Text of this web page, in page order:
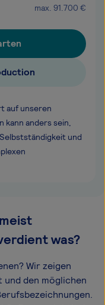
max. 91.700 €
auf unseren
kann anders sein,
und
was?
Wir zeigen
den möglichen